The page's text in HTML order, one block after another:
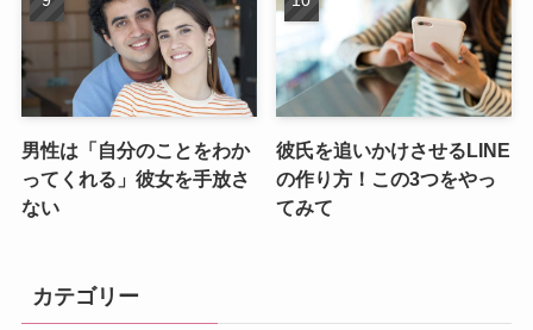
男性は「自分のことをわか
ってくれる」彼女を手放さ
ない
彼氏を追いかけさせるLINE
の作り方！この3つをやっ
てみて
カテゴリー